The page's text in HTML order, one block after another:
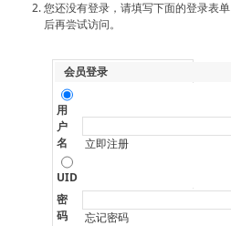
您还没有登录，请填写下面的登录表单
后再尝试访问。
会员登录
用
户
名
UID
立即注册
密
码
忘记密码